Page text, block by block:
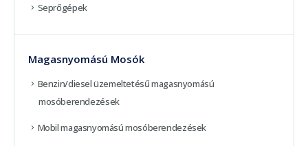
Seprőgépek
Magasnyomású Mosók
Benzin/diesel üzemeltetésű magasnyomású
mosóberendezések
Mobil magasnyomású mosóberendezések